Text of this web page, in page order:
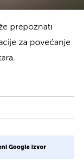
prepoznati
za povećanje
Google izvor